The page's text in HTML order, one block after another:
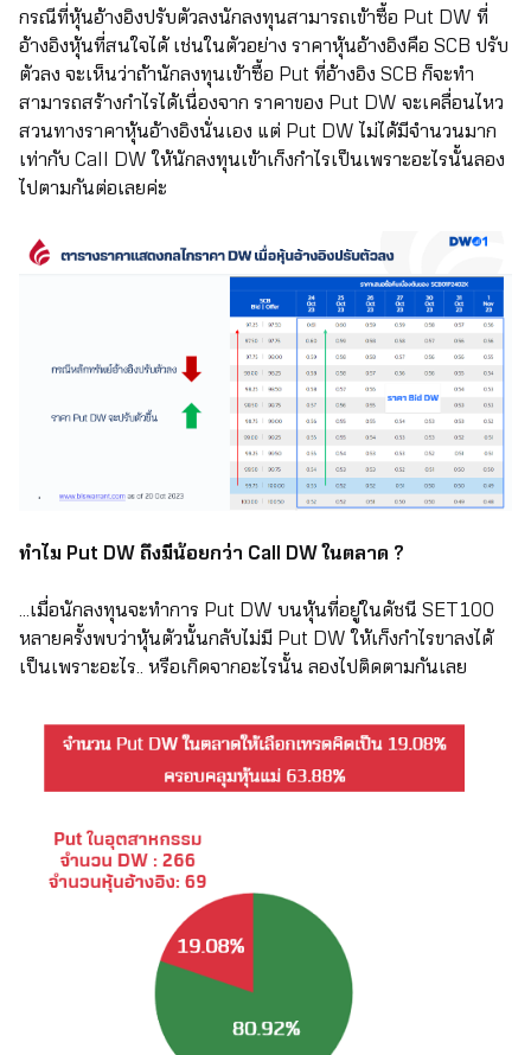
กรณีที่หุ้นอ้างอิงปรับตัวลงนักลงทุนสามารถเข้าซื้อ Put DW ที่
อ้างอิงหุ้นที่สนใจได้ เช่นในตัวอย่าง ราคาหุ้นอ้างอิงคือ SCB ปรับ
ตัวลง จะเห็นว่าถ้านักลงทุนเข้าซื้อ Put ที่อ้างอิง SCB ก็จะทำ
สามารถสร้างกำไรได้เนื่องจาก ราคาของ Put DW จะเคลื่อนไหว
สวนทางราคาหุ้นอ้างอิงนั่นเอง แต่ Put DW ไม่ได้มีจำนวนมาก
เท่ากับ Call DW ให้นักลงทุนเข้าเก็งกำไรเป็นเพราะอะไรนั้นลอง
ไปตามกันต่อเลยค่ะ
ทำไม Put DW ถึงมีน้อยกว่า Call DW ในตลาด ?
...เมื่อนักลงทุนจะทำการ Put DW บนหุ้นที่อยู่ในดัชนี SET100
หลายครั้งพบว่าหุ้นตัวนั้นกลับไม่มี Put DW ให้เก็งกำไรขาลงได้
เป็นเพราะอะไร.. หรือเกิดจากอะไรนั้น ลองไปติดตามกันเลย